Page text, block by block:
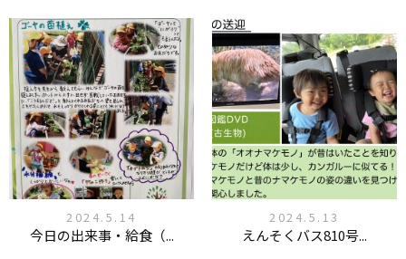
2024.5.14
今日の出来事・給食（...
2024.5.13
えんそくバス810号...